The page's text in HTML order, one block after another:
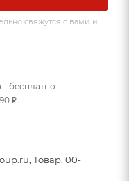
свяжутся с вами и
- бесплатно
₽
Товар, 00-